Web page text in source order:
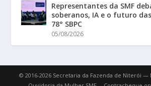
Representantes da SMF
soberanos, IA e o futuro
78° SBPC
05/08/2026
© 2016-2026 Secretaria da Fazenda de Niterói